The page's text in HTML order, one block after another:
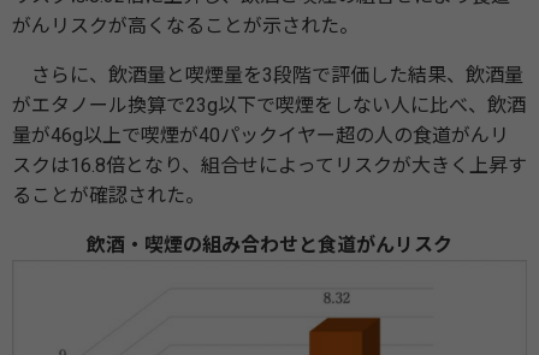
がんリスクが高くなることが示された。
さらに、飲酒量と喫煙量を3段階で評価した結果、飲酒量
がエタノール換算で23g以下で喫煙をしない人に比べ、飲酒
量が46g以上で喫煙が40パックイヤー超の人の食道がんリ
スクは16.8倍となり、組合せによってリスクが大きく上昇す
ることが確認された。
飲酒・喫煙の組み合わせと食道がんリスク